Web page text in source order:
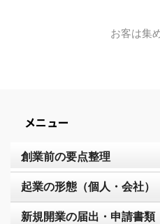
お客は集
メニュー
創業前の要点整理
起業の形態（個人・会社）
新規開業の届出・申請書類